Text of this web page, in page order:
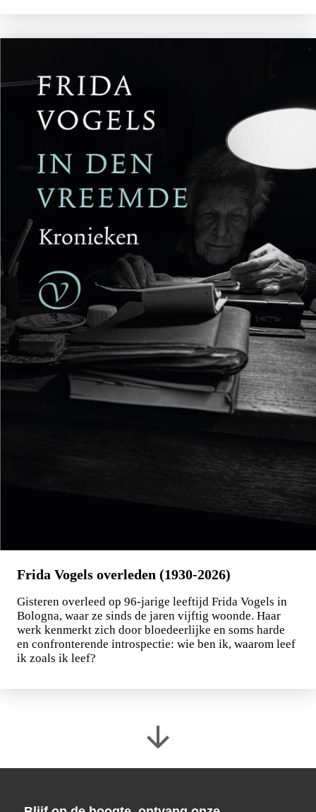
Reinhard Kaiser-Mühlecker
Brandende velden
€27,50
BESTEL
Frida Vogels overleden (1930-2026)
Gisteren overleed op 96-jarige leeftijd Frida Vogels in
Bologna, waar ze sinds de jaren vijftig woonde. Haar
werk kenmerkt zich door bloedeerlijke en soms harde
en confronterende introspectie: wie ben ik, waarom leef
ik zoals ik leef?